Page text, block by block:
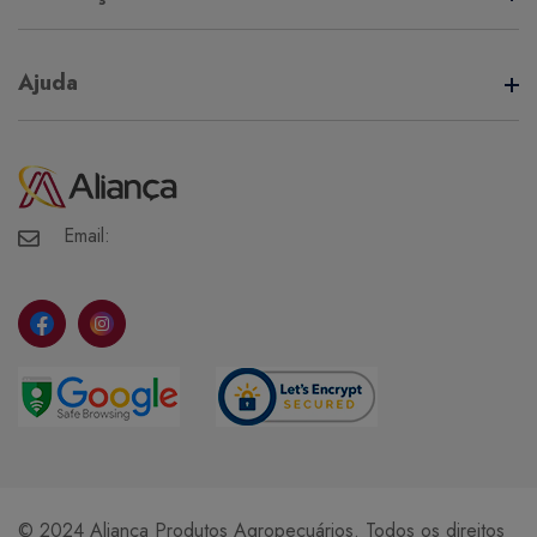
Termos de Uso
Ajuda
Minha Conta
Meus Pedidos
Meus Favoritos
Email:
© 2024 Aliança Produtos Agropecuários. Todos os direitos